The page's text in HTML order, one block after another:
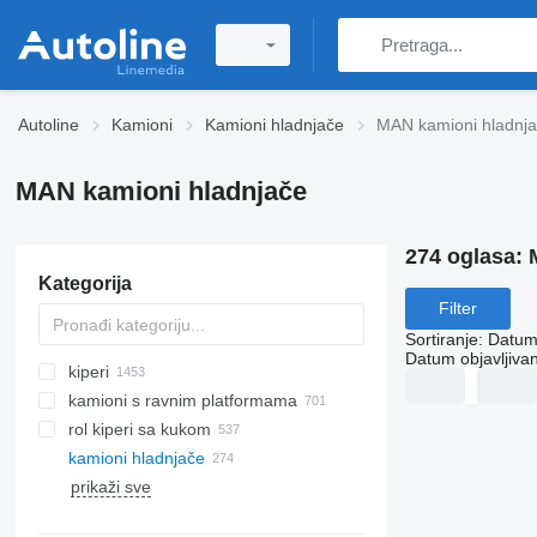
Autoline Kamioni Kamioni hladnjače MAN kamioni
MAN kamioni hladnjače
Kategorija
kiperi
kamioni s ravnim platformama
rol kiperi sa kukom
kamioni hladnjače
prikaži sve
274 oglasa:
Filter
Sortiranje:
Datum